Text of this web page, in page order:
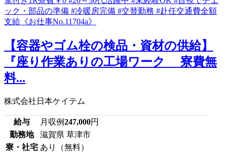
【容器やゴム栓の検品・資材の供給】
『座り作業ありの工場ワーク 寮費無
料...
株式会社日本ケイテム
給与 月収例247,000円
勤務地
滋賀県 草津市
寮・社宅 あり（無料）